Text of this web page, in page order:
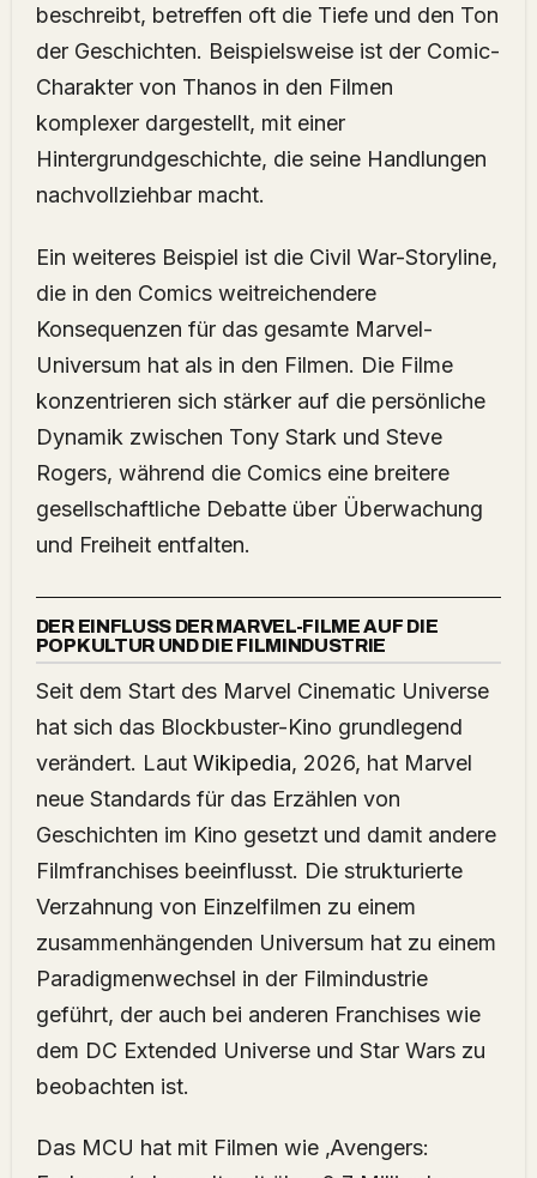
beschreibt, betreffen oft die Tiefe und den Ton
der Geschichten. Beispielsweise ist der Comic-
Charakter von Thanos in den Filmen
komplexer dargestellt, mit einer
Hintergrundgeschichte, die seine Handlungen
nachvollziehbar macht.
Ein weiteres Beispiel ist die Civil War-Storyline,
die in den Comics weitreichendere
Konsequenzen für das gesamte Marvel-
Universum hat als in den Filmen. Die Filme
konzentrieren sich stärker auf die persönliche
Dynamik zwischen Tony Stark und Steve
Rogers, während die Comics eine breitere
gesellschaftliche Debatte über Überwachung
und Freiheit entfalten.
DER EINFLUSS DER MARVEL-FILME AUF DIE
POPKULTUR UND DIE FILMINDUSTRIE
Seit dem Start des Marvel Cinematic Universe
hat sich das Blockbuster-Kino grundlegend
verändert. Laut Wikipedia, 2026, hat Marvel
neue Standards für das Erzählen von
Geschichten im Kino gesetzt und damit andere
Filmfranchises beeinflusst. Die strukturierte
Verzahnung von Einzelfilmen zu einem
zusammenhängenden Universum hat zu einem
Paradigmenwechsel in der Filmindustrie
geführt, der auch bei anderen Franchises wie
dem DC Extended Universe und Star Wars zu
beobachten ist.
Das MCU hat mit Filmen wie ‚Avengers: